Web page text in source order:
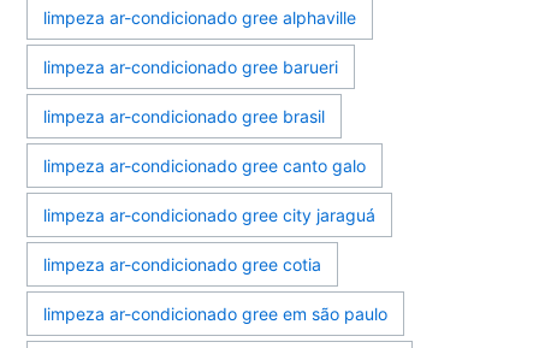
limpeza ar-condicionado gree alphaville
limpeza ar-condicionado gree barueri
limpeza ar-condicionado gree brasil
limpeza ar-condicionado gree canto galo
limpeza ar-condicionado gree city jaraguá
limpeza ar-condicionado gree cotia
limpeza ar-condicionado gree em são paulo